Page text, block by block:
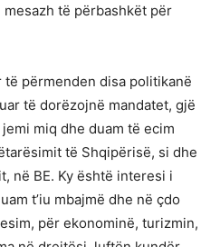
të përbashkët për
të përmenden disa politikanë
të dorëzojnë mandatet, gjë
miq dhe duam të ecim
të Shqipërisë, si dhe
në BE. Ky është interesi i
t’iu mbajmë dhe në çdo
për ekonominë, turizmin,